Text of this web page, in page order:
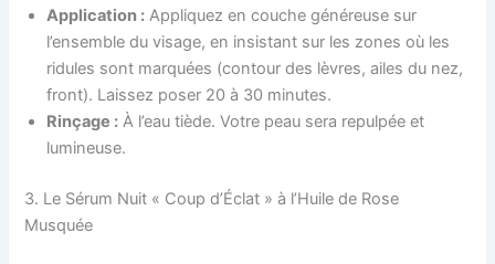
Application : Appliquez en couche généreuse sur
l’ensemble du visage, en insistant sur les zones où les
ridules sont marquées (contour des lèvres, ailes du nez,
front). Laissez poser 20 à 30 minutes.
Rinçage : À l’eau tiède. Votre peau sera repulpée et
lumineuse.
3. Le Sérum Nuit « Coup d’Éclat » à l’Huile de Rose
Musquée